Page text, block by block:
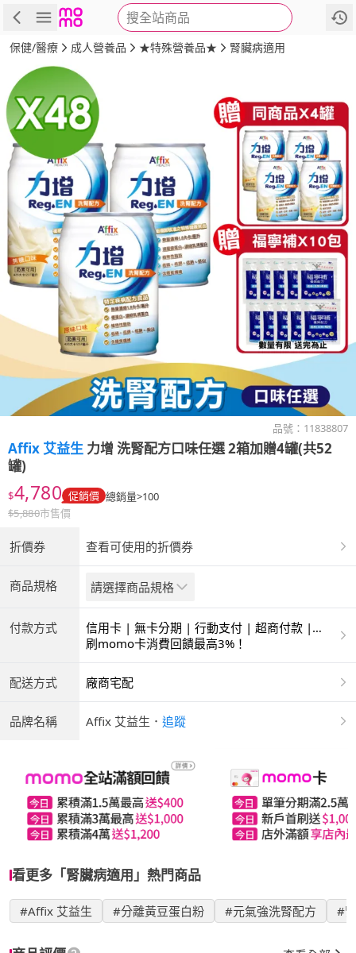
搜全站商品
商品 評價 詳情
保健/醫療 成人營養品 ★特殊營養品★ 腎臟病適用
品號： 11838807
Affix 艾益生 力增 洗腎配方口味任選 2箱加贈4罐(共52
罐)
$4,780 促銷價 總銷量>100
$5,880市售價
折價券 查看可使用的折價券
商品規格 請選擇商品規格
付款方式
信用卡 | 無卡分期 | 行動支付 | 超商付款 |
ATM | 銀聯卡
刷momo卡消費回饋最高3%！
配送方式 廠商宅配
品牌名稱 Affix 艾益生 ． 追蹤
看更多「腎臟病適用」熱門商品
#Affix 艾益生 #分離黃豆蛋白粉 #元氣強洗腎配方 #